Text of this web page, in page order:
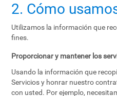
2. Cómo
Utilizamos la información que
fines.
Proporcionar y mantener los
Usando la información que
Servicios y honrar nuestro
con usted. Por ejemplo,